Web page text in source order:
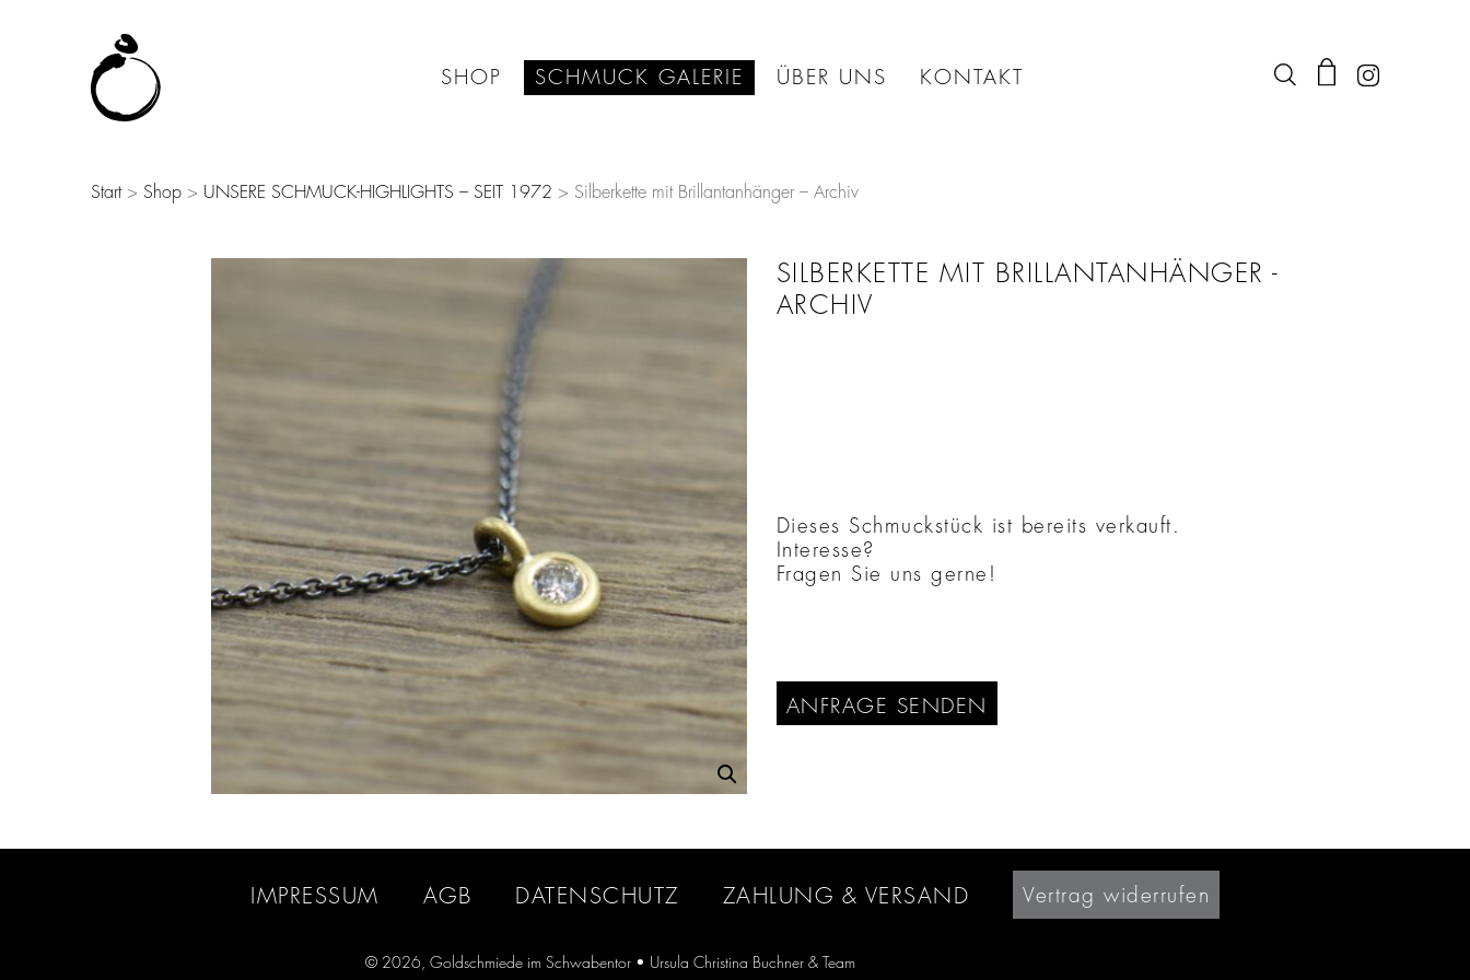
SHOP SCHMUCK GALERIE ÜBER UNS KONTAKT
Start> Shop > UNSERE SCHMUCK-HIGHLIGHTS – SEIT 1972 > Silberkette mit Brillantanhänger – Archiv
SILBERKETTE MIT BRILLANTANHÄNGER -
ARCHIV
Dieses Schmuckstück ist bereits verkauft.
Interesse?
Fragen Sie uns gerne!
ANFRAGE SENDEN
IMPRESSUM AGB DATENSCHUTZ ZAHLUNG & VERSAND Vertrag widerrufen
© 2026, Goldschmiede im Schwabentor • Ursula Christina Buchner & Team